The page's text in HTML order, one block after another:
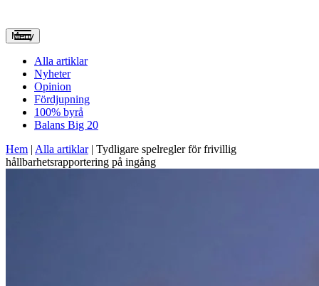
Meny
Alla artiklar
Nyheter
Opinion
Fördjupning
100% byrå
Balans Big 20
Hem | Alla artiklar| Tydligare spelregler för frivillig
hållbarhetsrapportering på ingång